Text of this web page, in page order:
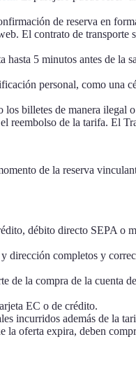
de reserva en
El contrato de
5 minutos antes de la
personal, como una
billetes de manera ilegal
reembolso de la tarifa. El
de la reserva
débito directo SEPA o
completos y
la compra de la cuenta
EC o de crédito.
incurridos además de la
la oferta expira, deben